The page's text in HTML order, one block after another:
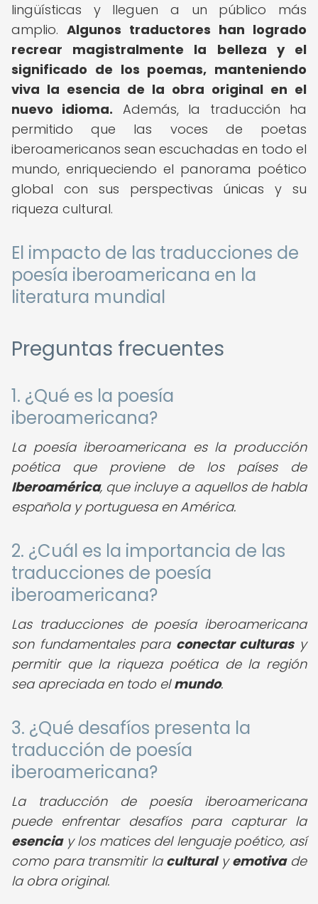
lingüísticas y lleguen a un público más
amplio. Algunos traductores han logrado
recrear magistralmente la belleza y el
significado de los poemas, manteniendo
viva la esencia de la obra original en el
nuevo idioma. Además, la traducción ha
permitido que las voces de poetas
iberoamericanos sean escuchadas en todo el
mundo, enriqueciendo el panorama poético
global con sus perspectivas únicas y su
riqueza cultural.
El impacto de las traducciones de
poesía iberoamericana en la
literatura mundial
Preguntas frecuentes
1. ¿Qué es la poesía
iberoamericana?
La poesía iberoamericana es la producción
poética que proviene de los países de
Iberoamérica, que incluye a aquellos de habla
española y portuguesa en América.
2. ¿Cuál es la importancia de las
traducciones de poesía
iberoamericana?
Las traducciones de poesía iberoamericana
son fundamentales para conectar culturasy
permitir que la riqueza poética de la región
sea apreciada en todo elmundo.
3. ¿Qué desafíos presenta la
traducción de poesía
iberoamericana?
La traducción de poesía iberoamericana
puede enfrentar desafíos para capturar la
esenciay los matices del lenguaje poético, así
como para transmitir la culturalyemotivade
la obra original.